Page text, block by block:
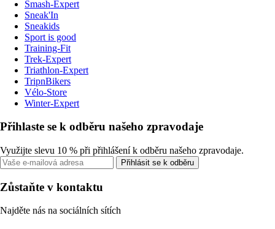
Smash-Expert
Sneak'In
Sneakids
Sport is good
Training-Fit
Trek-Expert
Triathlon-Expert
TripnBikers
Vélo-Store
Winter-Expert
Přihlaste se k odběru našeho zpravodaje
Využijte slevu 10 % při přihlášení k odběru našeho zpravodaje.
Přihlásit se k odběru
Zůstaňte v kontaktu
Najděte nás na sociálních sítích